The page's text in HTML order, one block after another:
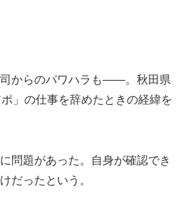
からのパワハラも――。秋田県
」の仕事を辞めたときの経緯を
問題があった。自身が確認でき
だったという。